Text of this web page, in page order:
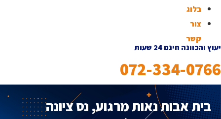
בלוג
צור
קשר
והכוונה חינם 24 שעות
072-334-
בית אבות נאות מרגוע, נס ציונה